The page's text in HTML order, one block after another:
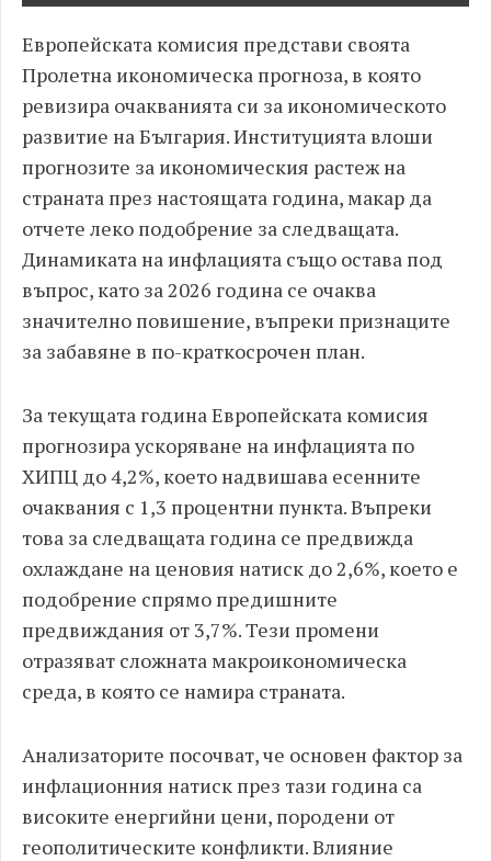
Европейската комисия представи своята
Пролетна икономическа прогноза, в която
ревизира очакванията си за икономическото
развитие на България. Институцията влоши
прогнозите за икономическия растеж на
страната през настоящата година, макар да
отчете леко подобрение за следващата.
Динамиката на инфлацията също остава под
въпрос, като за 2026 година се очаква
значително повишение, въпреки признаците
за забавяне в по-краткосрочен план.
За текущата година Европейската комисия
прогнозира ускоряване на инфлацията по
ХИПЦ до 4,2%, което надвишава есенните
очаквания с 1,3 процентни пункта. Въпреки
това за следващата година се предвижда
охлаждане на ценовия натиск до 2,6%, което е
подобрение спрямо предишните
предвиждания от 3,7%. Тези промени
отразяват сложната макроикономическа
среда, в която се намира страната.
Анализаторите посочват, че основен фактор за
инфлационния натиск през тази година са
високите енергийни цени, породени от
геополитическите конфликти. Влияние